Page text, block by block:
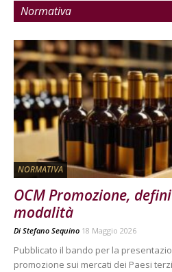
Normativa
NORMATIVA
OCM Promozione,
modalità
Di Stefano Sequino 18 Maggio 2026
Pubblicato il bando per la
promozione sui mercati dei Paesi